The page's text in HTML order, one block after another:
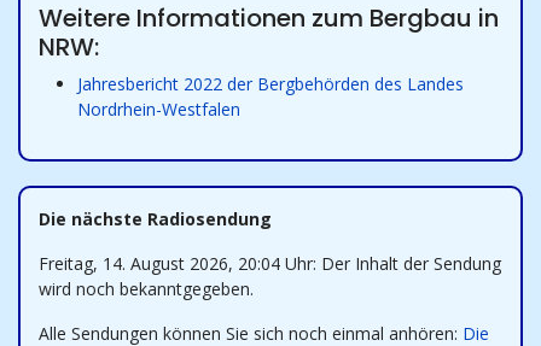
Weitere Informationen zum Bergbau in
NRW:
Jahresbericht 2022 der Bergbehörden des Landes
Nordrhein-Westfalen
Die nächste Radiosendung
Freitag, 14. August 2026, 20:04 Uhr: Der Inhalt der Sendung
wird noch bekanntgegeben.
Alle Sendungen können Sie sich noch einmal anhören: Die